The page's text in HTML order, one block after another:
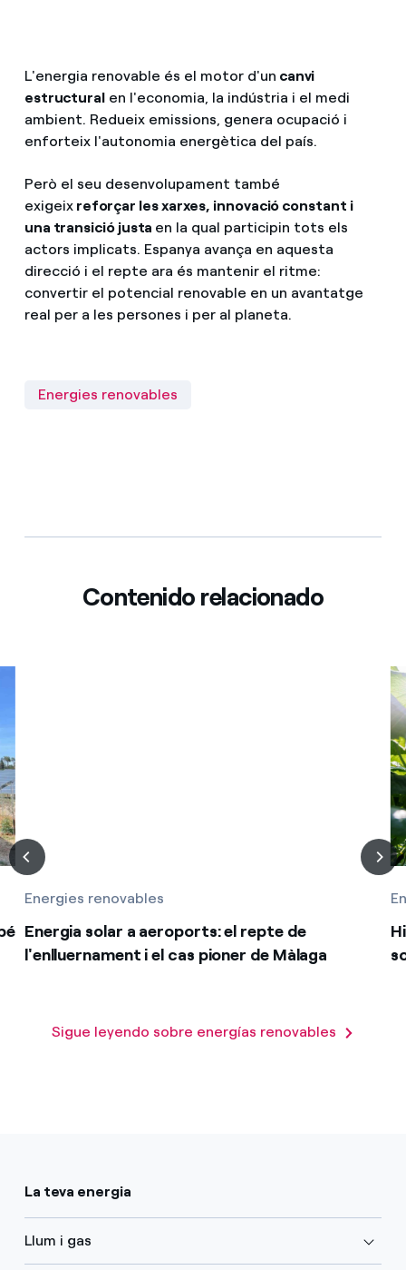
L'energia renovable és el motor d'un canvi
estructural en l'economia, la indústria i el medi
ambient. Redueix emissions, genera ocupació i
enforteix l'autonomia energètica del país.
Però el seu desenvolupament també
exigeixreforçar les xarxes, innovació constant i
una transició justa en la qual participin tots els
actors implicats. Espanya avança en aquesta
direcció i el repte ara és mantenir el ritme:
convertir el potencial renovable en un avantatge
real per a les persones i per al planeta.
Energies renovables
Contenido relacionado
Energies renovables
Energia solar a aeroports: el repte de
l'enlluernament i el cas pioner de Màlaga
Sigue leyendo sobre energías renovables
La teva energia
Llum i gas